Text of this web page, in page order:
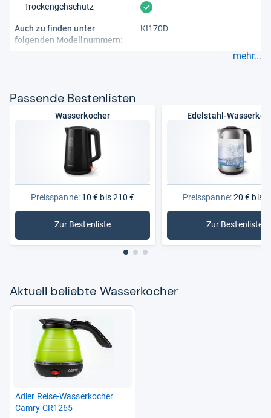
Trockengehschutz vorhanden
Auch zu finden unter
folgenden Modellnummern:
KI170D
mehr...
Pas­sende Bes­ten­lis­ten
Wasserkocher
Preisspanne:10 € bis 210 €
Zur Bestenliste
: Wasserkocher
Edelstahl-
Preisspanne:20 € bis
Zur Bestenliste
:
Aktu­ell beliebte Was­ser­ko­cher
Adler Reise-​Was­ser­ko­cher
Camry CR1265